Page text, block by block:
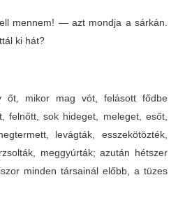
mennem! — azt mondja a sárkán.
ki hát?
őt, mikor mag vót, felásott fődbe
felnőtt, sok hideget, meleget, esőt,
levágták, esszekötözték,
meggyúrták; azután hétszer
minden társainál előbb, a tüzes